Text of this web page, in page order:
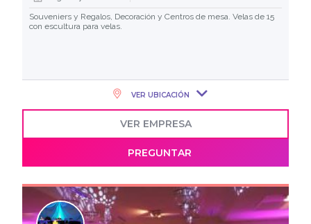
Souveniers y Regalos, Decoración y Centros de mesa. Velas de 15
con escultura para velas.
VER UBICACIÓN
VER EMPRESA
PREGUNTAR